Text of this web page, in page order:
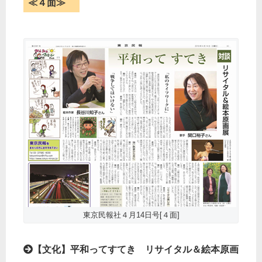
≪４面≫
東京民報社４月14日号[４面]
【文化】平和ってすてき リサイタル＆絵本原画